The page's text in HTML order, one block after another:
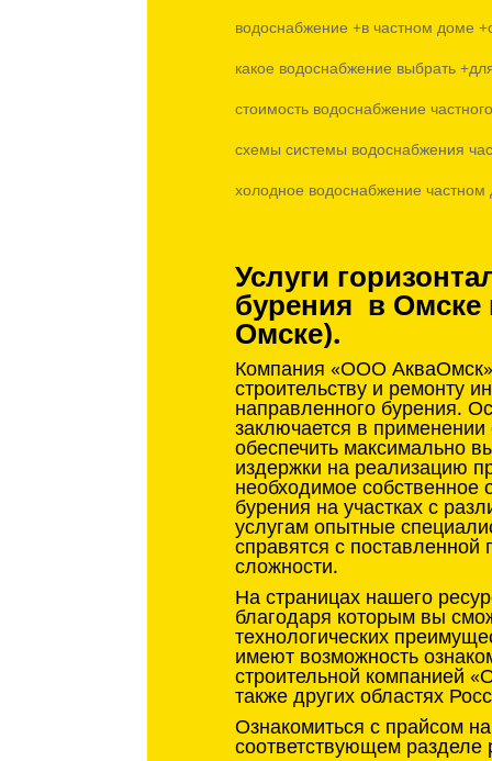
водоснабжение +в частном доме
какое водоснабжение выбрать
стоимость водоснабжение
схемы системы водоснабжения
холодное водоснабжение
Услуги
бурения в Омске
Омске).
Компания «ООО АкваОмск»
строительству и ремонту
направленного бурения.
заключается в
обеспечить максимально
издержки на реализацию
необходимое собственное
бурения на участках с
услугам опытные
справятся с
сложности.
На страницах нашего
благодаря которым вы
технологических
имеют возможность
строительной компанией
также других областях
Ознакомиться с прайсом
соответствующем разделе